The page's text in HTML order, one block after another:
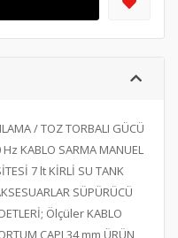
/ TOZ TORBALI GÜCÜ
KABLO SARMA MANUEL
7 lt KİRLİ SU TANK
SÜPÜRÜCÜ
Ölçüler KABLO
ÇAPI 34 mm ÜRÜN